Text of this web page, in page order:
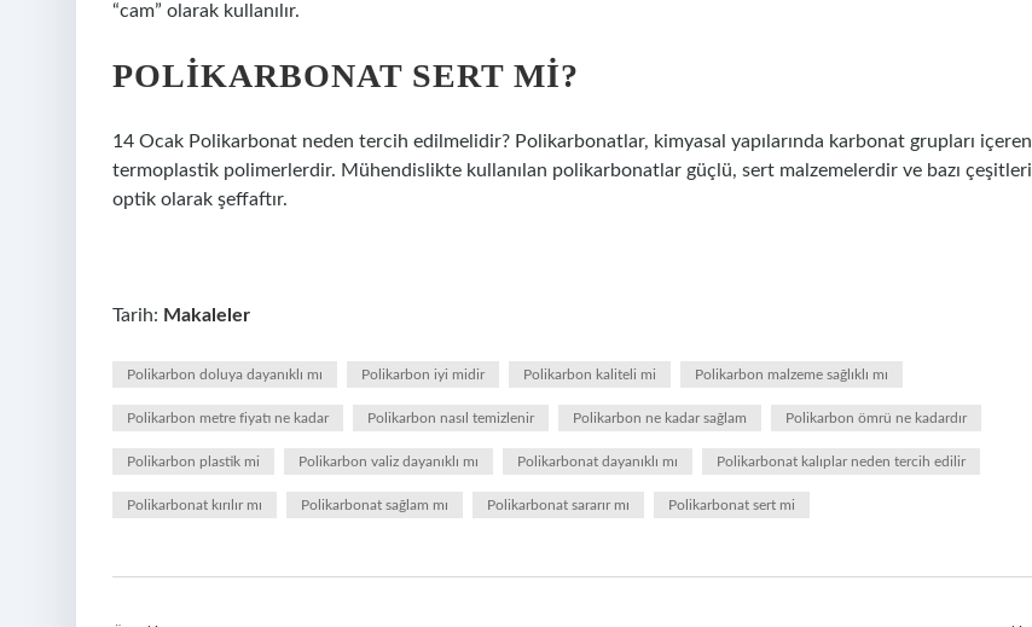
“cam” olarak kullanılır.
POLIKARBONAT SERT MI?
14 Ocak Polikarbonat neden tercih edilmelidir? Polikarbonatlar, kimyasal yapılarında karbonat grupları içeren
termoplastik polimerlerdir. Mühendislikte kullanılan polikarbonatlar güçlü, sert malzemelerdir ve bazı çeşitleri
optik olarak şeffaftır.
Tarih: Makaleler
Polikarbon doluya dayanıklı mı Polikarbon iyi midir Polikarbon kaliteli mi Polikarbon malzeme sağlıklı mı
Polikarbon metre fiyatı ne kadar Polikarbon nasıl temizlenir Polikarbon ne kadar sağlam Polikarbon ömrü ne kadardır
Polikarbon plastik mi Polikarbon valiz dayanıklı mı Polikarbonat dayanıklı mı Polikarbonat kalıplar neden tercih edilir
Polikarbonat kırılır mı Polikarbonat sağlam mı Polikarbonat sararır mı Polikarbonat sert mi